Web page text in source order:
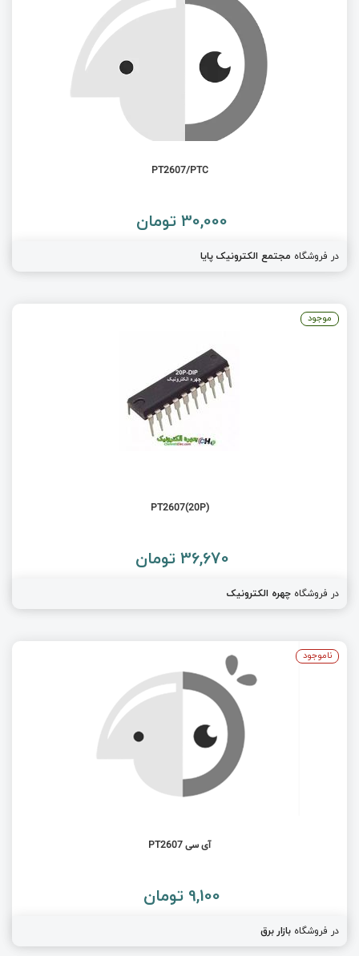
PT2607/PTC
30,000 تومان
در فروشگاه مجتمع الکترونیک پایا
(PT2607(20P
36,670 تومان
در فروشگاه چهره الکترونیک
موجود
آی سی PT2607
9,100 تومان
در فروشگاه بازار برق
ناموجود